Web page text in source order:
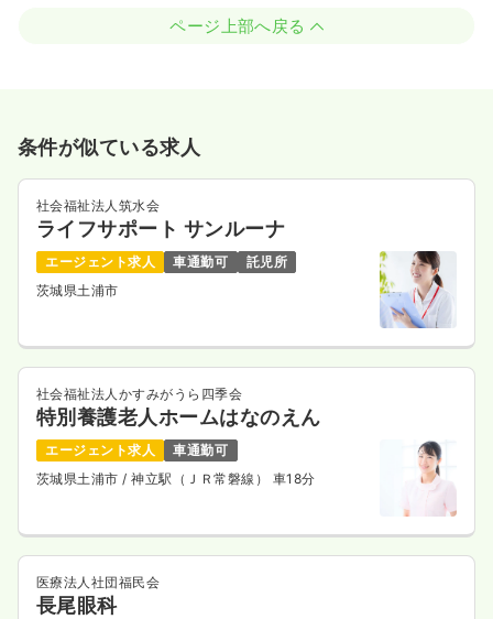
ページ上部へ戻る
条件が似ている求人
社会福祉法人筑水会
ライフサポート サンルーナ
エージェント求人 車通勤可
託児所
茨城県土浦市
社会福祉法人かすみがうら四季会
特別養護老人ホームはなのえん
エージェント求人
車通勤可
茨城県土浦市/ 神立駅（ＪＲ常磐線） 車18分
医療法人社団福民会
長尾眼科